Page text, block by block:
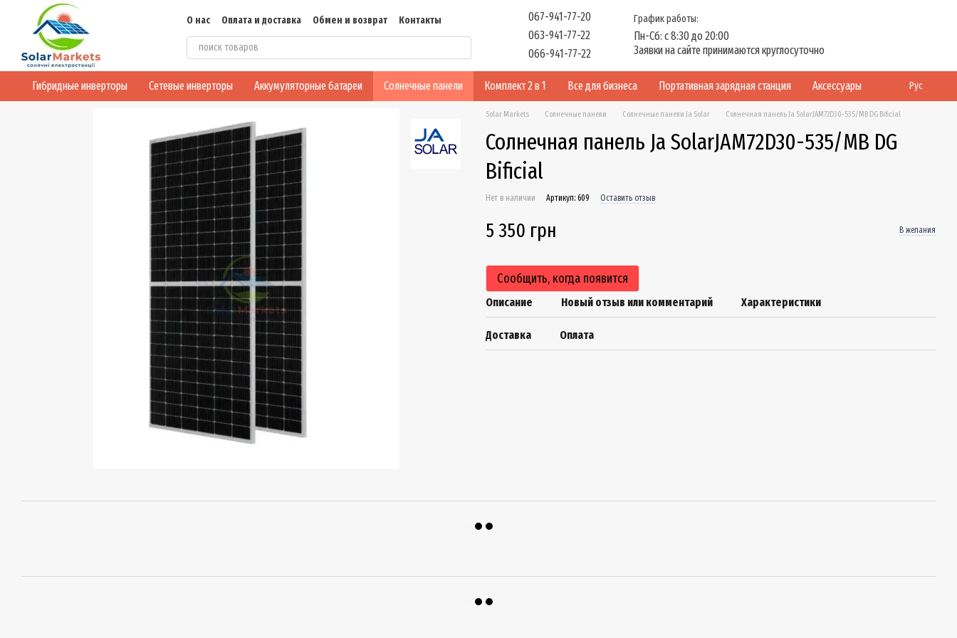
Перейти к основному контенту
О нас Оплата и доставка Обмен и возврат
Контакты
Блог
Конфиденциальность Отзывы
067-941-77-20
063-941-77-22
066-941-77-22
График работы:
Пн-Сб: с 8:30 до 20:00
Заявки на сайте принимаются круглосуточно
Гибридные инверторы Сетевые инверторы Аккумуляторные батареи Солнечные панели Комплект 2 в 1 Все для бизнеса Портативная зарядная станция Аксессуары Рус
Solar Markets Солнечные панели Солнечные панели Ja Solar Солнечная панель Ja SolarJAM72D30-535/MB DG Bificial
Солнечная панель Ja SolarJAM72D30-535/MB DG
Bificial
Нет в наличии Артикул: 609 Оставить отзыв
5 350 грн В желания
Сообщить, когда появится
Описание Новый отзыв или комментарий Характеристики
Доставка Оплата